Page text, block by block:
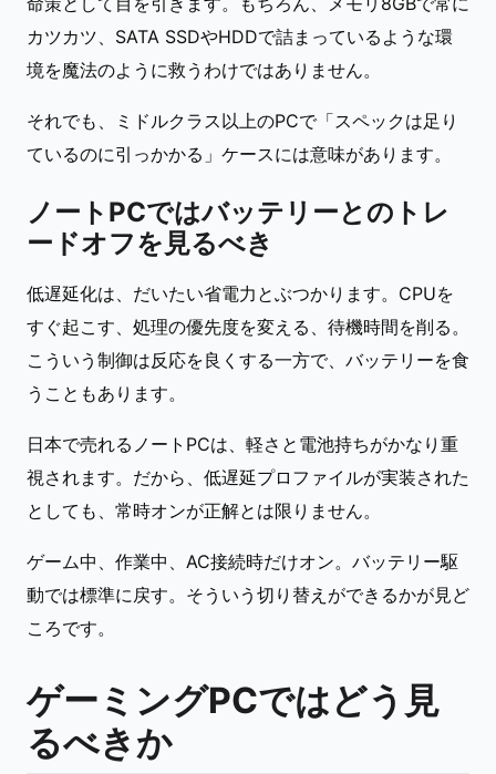
カツカツ、SATA SSDやHDDで詰まっているような環
境を魔法のように救うわけではありません。
それでも、ミドルクラス以上のPCで「スペックは足り
ているのに引っかかる」ケースには意味があります。
ノートPCではバッテリーとのトレ
ードオフを見るべき
低遅延化は、だいたい省電力とぶつかります。CPUを
すぐ起こす、処理の優先度を変える、待機時間を削る。
こういう制御は反応を良くする一方で、バッテリーを食
うこともあります。
日本で売れるノートPCは、軽さと電池持ちがかなり重
視されます。だから、低遅延プロファイルが実装された
としても、常時オンが正解とは限りません。
ゲーム中、作業中、AC接続時だけオン。バッテリー駆
動では標準に戻す。そういう切り替えができるかが見ど
ころです。
ゲーミングPCではどう見
るべきか